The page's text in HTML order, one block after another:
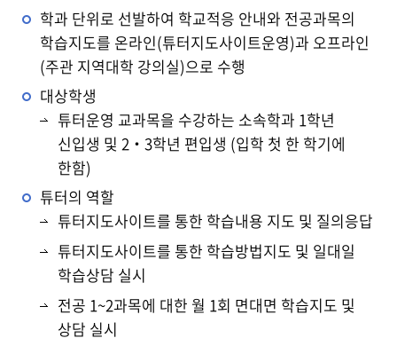
학과 단위로 선발하여 학교적응 안내와 전공과목의
학습지도를 온라인(튜터지도사이트운영)과 오프라인
(주관 지역대학 강의실)으로 수행
대상학생
튜터운영 교과목을 수강하는 소속학과 1학년
신입생 및 2‧3학년 편입생 (입학 첫 한 학기에
한함)
튜터의 역할
튜터지도사이트를 통한 학습내용 지도 및 질의응답
튜터지도사이트를 통한 학습방법지도 및 일대일
학습상담 실시
전공 1~2과목에 대한 월 1회 면대면 학습지도 및
상담 실시